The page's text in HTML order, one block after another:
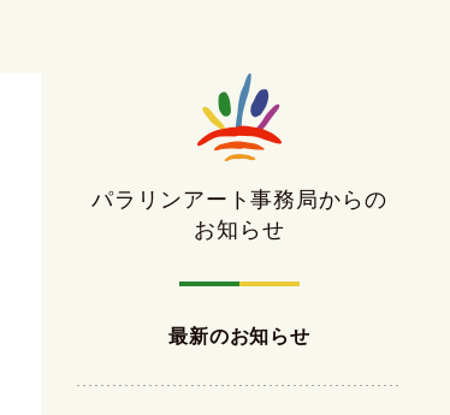
パラリンアート事務局からの
お知らせ
最新のお知らせ